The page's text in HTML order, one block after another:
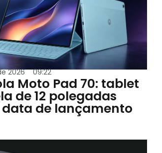
2026 09:22
Moto Pad 70: tablet
de 12 polegadas
de lançamento